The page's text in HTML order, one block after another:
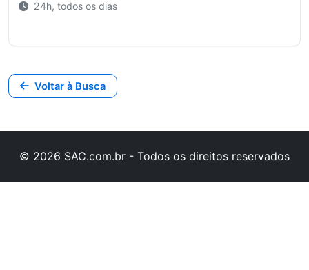
24h, todos os dias
Voltar à Busca
© 2026 SAC.com.br - Todos os direitos reservados